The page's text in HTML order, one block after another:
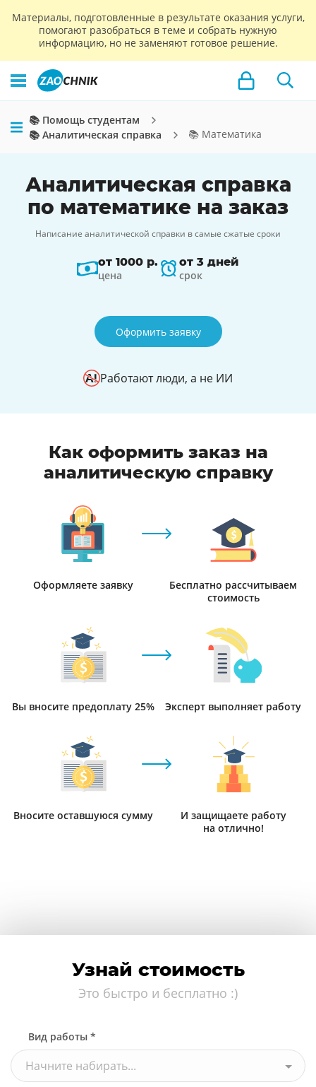
Материалы, подготовленные в результате оказания услуги,
помогают разобраться в теме и собрать нужную
информацию, но не заменяют готовое решение.
📚 Помощь студентам
📚 Аналитическая справка
📚 Математика
Аналитическая справка
по математике на заказ
Написание аналитической справки в самые сжатые сроки
от 1000 р.
цена
от 3 дней
срок
Оформить заявку
Работают люди, а не ИИ
Как оформить заказ на
аналитическую справку
Оформляете заявку
Бесплатно рассчитываем
стоимость
Вы вносите предоплату 25% Эксперт выполняет работу
Вносите оставшуюся сумму
И защищаете работу
на отлично!
Узнай стоимость
Это быстро и бесплатно :)
Вид работы *
Начните набирать...